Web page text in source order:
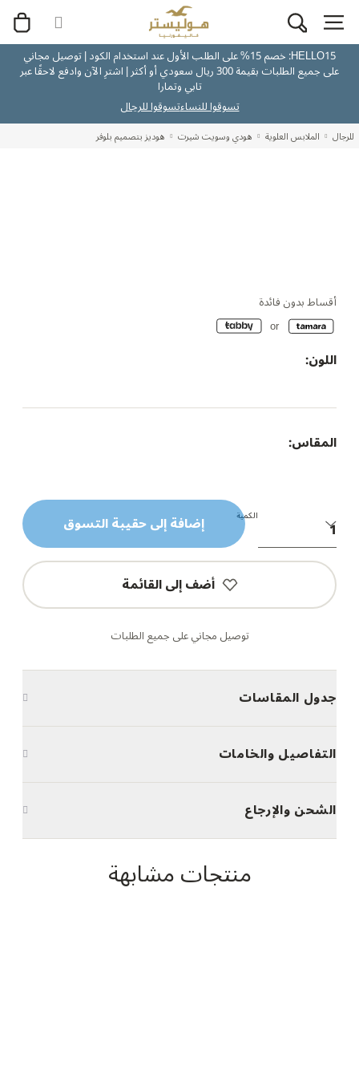
HELLO15: خصم 15% على الطلب الأول عند استخدام الكود | توصيل مجاني
على جميع الطلبات بقيمة 300 ريال سعودي أو أكثر | اشترِ الآن وادفع لاحقًا عبر
تابي وتمارا
تسوقوا للنساءتسوقوا للرجال
للرجال الملابس العلوية هودي وسويت شيرت هوديز بتصميم بلوفر
أقساط بدون فائدة
اللون:
المقاس:
الكمية إضافة إلى حقيبة التسوق
أضف إلى القائمة
توصيل مجاني على جميع الطلبات
جدول المقاسات
التفاصيل والخامات
الشحن والإرجاع
منتجات مشابهة